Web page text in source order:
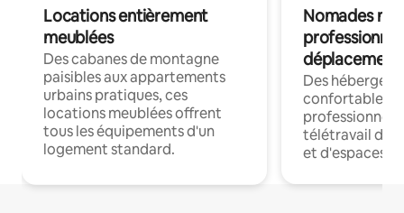
Locations entièrement
meublées
Des cabanes de montagne
paisibles aux appartements
urbains pratiques, ces
locations meublées offrent
tous les équipements d'un
logement standard.
Nomades
déplacement
Des
confortables
professionnels
télétravail
et d'espaces